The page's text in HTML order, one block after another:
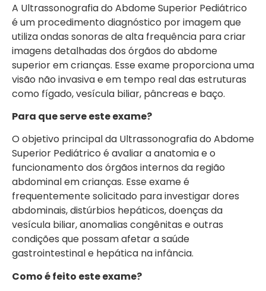
A Ultrassonografia do Abdome Superior Pediátrico
é um procedimento diagnóstico por imagem que
utiliza ondas sonoras de alta frequência para criar
imagens detalhadas dos órgãos do abdome
superior em crianças. Esse exame proporciona uma
visão não invasiva e em tempo real das estruturas
como fígado, vesícula biliar, pâncreas e baço.
Para que serve este exame?
O objetivo principal da Ultrassonografia do Abdome
Superior Pediátrico é avaliar a anatomia e o
funcionamento dos órgãos internos da região
abdominal em crianças. Esse exame é
frequentemente solicitado para investigar dores
abdominais, distúrbios hepáticos, doenças da
vesícula biliar, anomalias congênitas e outras
condições que possam afetar a saúde
gastrointestinal e hepática na infância.
Como é feito este exame?